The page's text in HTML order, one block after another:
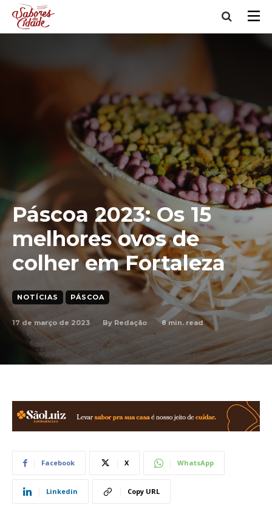
Páscoa 2023: Os 15
melhores ovos de
colher em Fortaleza
NOTÍCIAS PÁSCOA
17 de março de 2023 By Redação 8min. read
Facebook X WhatsApp
Linkedin Copy URL